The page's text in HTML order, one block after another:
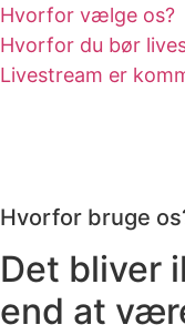
Hvorfor vælge os?
Hvorfor du bør
Livestream er
Hvorfor bruge
Det bliver
end at